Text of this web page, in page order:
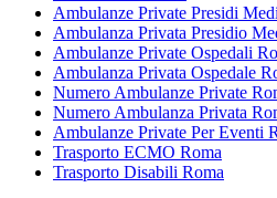
Ambulanze Private Presidi
Ambulanza Privata Presidio
Ambulanze Private Ospedali
Ambulanza Privata Ospedale
Numero Ambulanze Private
Numero Ambulanza Privata
Ambulanze Private Per Eventi
Trasporto ECMO Roma
Trasporto Disabili Roma